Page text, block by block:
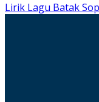
Lirik Lagu Batak